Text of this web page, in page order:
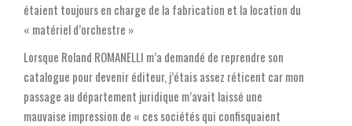
étaient toujours en charge de la fabrication et la location du
« matériel d’orchestre »
Lorsque Roland ROMANELLI m’a demandé de reprendre son
catalogue pour devenir éditeur, j’étais assez réticent car mon
passage au département juridique m’avait laissé une
mauvaise impression de « ces sociétés qui confisquaient